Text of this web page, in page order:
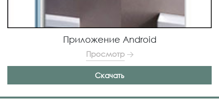
Приложение Android
Просмотр
Скачать